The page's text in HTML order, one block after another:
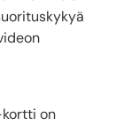
kortti on